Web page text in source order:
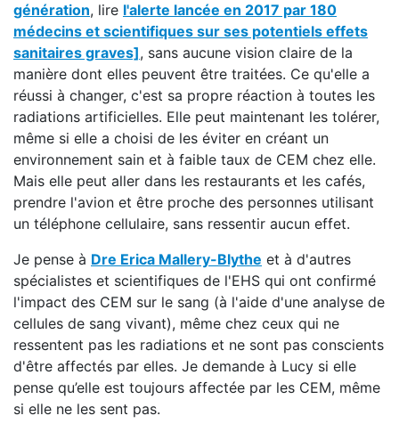
génération, lire l'alerte lancée en 2017 par 180
médecins et scientifiques sur ses potentiels effets
sanitaires graves], sans aucune vision claire de la
manière dont elles peuvent être traitées. Ce qu'elle a
réussi à changer, c'est sa propre réaction à toutes les
radiations artificielles. Elle peut maintenant les tolérer,
même si elle a choisi de les éviter en créant un
environnement sain et à faible taux de CEM chez elle.
Mais elle peut aller dans les restaurants et les cafés,
prendre l'avion et être proche des personnes utilisant
un téléphone cellulaire, sans ressentir aucun effet.
Je pense à Dre Erica Mallery-Blythe et à d'autres
spécialistes et scientifiques de l'EHS qui ont confirmé
l'impact des CEM sur le sang (à l'aide d'une analyse de
cellules de sang vivant), même chez ceux qui ne
ressentent pas les radiations et ne sont pas conscients
d'être affectés par elles. Je demande à Lucy si elle
pense qu’elle est toujours affectée par les CEM, même
si elle ne les sent pas.